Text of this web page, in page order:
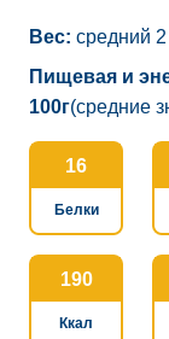
Вес: средний 2
Пищевая и
100г(средние
16
Белки
190
Ккал